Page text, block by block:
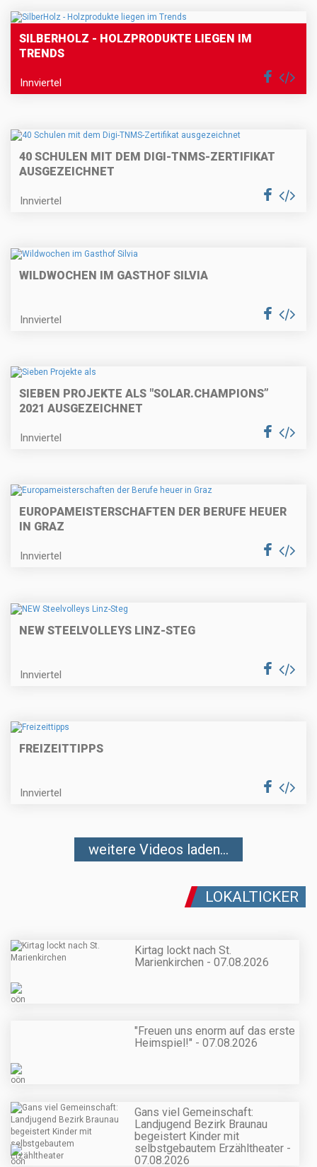
SILBERHOLZ - HOLZPRODUKTE LIEGEN IM
TRENDS
Innviertel
40 SCHULEN MIT DEM DIGI-TNMS-ZERTIFIKAT
AUSGEZEICHNET
Innviertel
WILDWOCHEN IM GASTHOF SILVIA
Innviertel
SIEBEN PROJEKTE ALS "SOLAR.CHAMPIONS”
2021 AUSGEZEICHNET
Innviertel
EUROPAMEISTERSCHAFTEN DER BERUFE HEUER
IN GRAZ
Innviertel
NEW STEELVOLLEYS LINZ-STEG
Innviertel
FREIZEITTIPPS
Innviertel
weitere Videos laden...
LOKALTICKER
Kirtag lockt nach St.
Marienkirchen - 07.08.2026
"Freuen uns enorm auf das erste
Heimspiel!" - 07.08.2026
Gans viel Gemeinschaft:
Landjugend Bezirk Braunau
begeistert Kinder mit
selbstgebautem Erzähltheater -
07.08.2026